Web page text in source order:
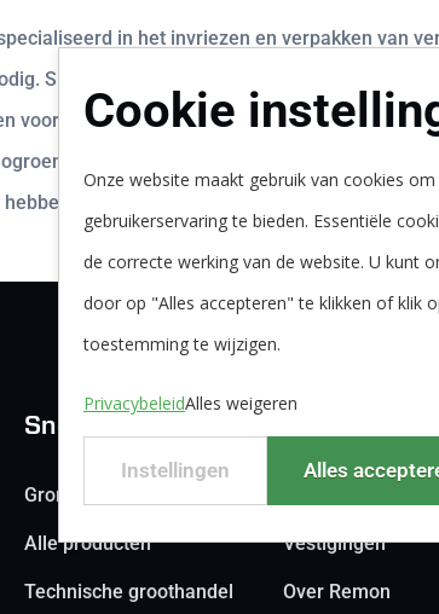
in het invriezen en verpakken van
Sinds 2016 mogen we daarbij rekenen op
voor 80 kuub zuiver water per uur. Het
onderscheiden we ons hiermee van
we er geen omkijken naar. Naast de
Snel naar:
Grondboringen
Alle producten
Technische groothandel
Vestigingen
Over Remon
Cookie
Onze website maakt gebruik van cookies
gebruikerservaring te bieden. Essentiële
de correcte werking van de website. U kunt
door op "Alles accepteren" te klikken of klik
toestemming te wijzigen.
PrivacybeleidAlles weigeren
Instellingen Alles